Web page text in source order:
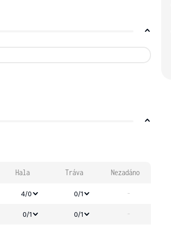
Hala Tráva Nezadáno
4/0 0/1 -
0/1 0/1 -